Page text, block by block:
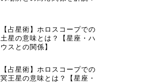
【占星術】ホロスコープでの
土星の意味とは？【星座・ハ
ウスとの関係】
【占星術】ホロスコープでの
冥王星の意味とは？【星座・